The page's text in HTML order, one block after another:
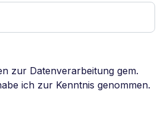
zur Datenverarbeitung gem.
ich zur Kenntnis genommen.